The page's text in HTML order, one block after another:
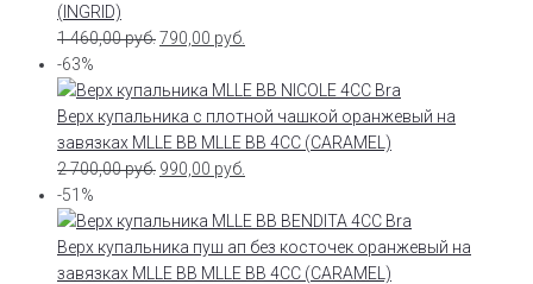
(INGRID)
1 460,00руб.790,00 руб.
-63%
Верх купальника с плотной чашкой оранжевый на
завязках MLLE BB MLLE BB 4CC (CARAMEL)
2 700,00руб. 990,00 руб.
-51%
Верх купальника пуш ап без косточек оранжевый на
завязках MLLE BB MLLE BB 4CC (CARAMEL)